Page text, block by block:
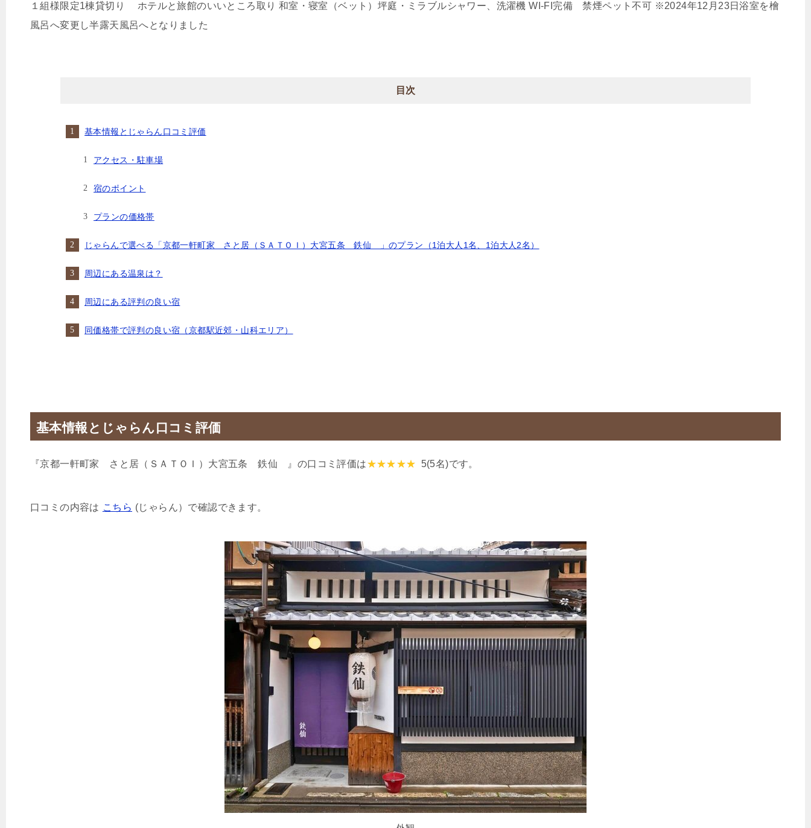
１組様限定1棟貸切り ホテルと旅館のいいところ取り 和室・寝室（ベット）坪庭・ミラブルシャワー、洗濯機 WI-FI完備 禁煙ペット不可 ※2024年12月23日浴室を檜
風呂へ変更し半露天風呂へとなりました
目次
基本情報とじゃらん口コミ評価
アクセス・駐車場
宿のポイント
プランの価格帯
じゃらんで選べる「京都一軒町家 さと居（ＳＡＴＯＩ）大宮五条 鉄仙 」のプラン（1泊大人1名、1泊大人2名）
周辺にある温泉は？
周辺にある評判の良い宿
同価格帯で評判の良い宿（京都駅近郊・山科エリア）
基本情報とじゃらん口コミ評価
『京都一軒町家 さと居（ＳＡＴＯＩ）大宮五条 鉄仙 』の口コミ評価は 5(5名)です。
口コミの内容は こちら (じゃらん）で確認できます。